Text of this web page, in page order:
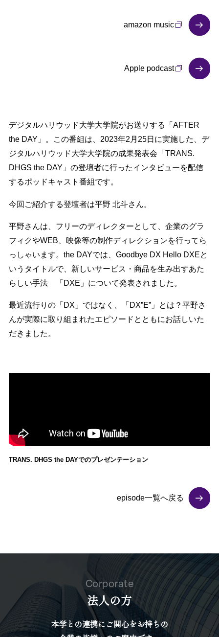
amazon music
Apple podcast
デジタルハリウッド大学大学院がお送りする「AFTER
the DAY」。この番組は、2023年2月25日に実施した、デ
ジタルハリウッド大学大学院の成果発表会「TRANS.
DHGS the DAY」の登壇者に行ったインタビューを配信
するポッドキャスト番組です。
今回ご紹介する登壇者は平野 北斗さん。
平野さんは、フリーのディレクターとして、企業のグラ
フィクやWEB、映像等の制作ディレクションを行ってら
っしゃいます。the DAYでは、Goodbye DX Hello DXEと
いうタイトルで、新しいサービス・商品を生み出すあた
らしい手法 「DXE」について発表されました。
最近流行りの「DX」ではなく、「DX”E”」とは？平野さ
んが実際に取り組まれたエピソードとともにお話しいた
だきました。
TRANS. DHGS the DAYでのプレゼンテーション
episode一覧へ戻る
Corporate
法人の方
本学との連携にご関心をお持ちの